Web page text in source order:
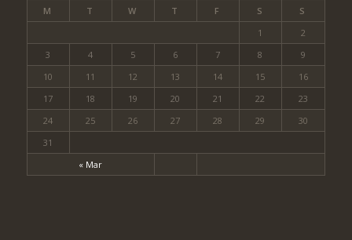
M T W T F S S
« Mar
1
2
3
4 5 6 7 8
9
10
11 12 13 14 15
16
17
18 19 20 21 22
23
24
25 26 27 28 29
30
31